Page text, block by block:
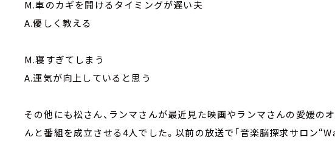
M.車のカギを開けるタイミングが遅い夫
A.優しく教える
M.寝すぎてしまう
A.運気が向上していると思う
その他にも松さん、ランマさんが最近見た映画やランマさんの愛媛の
んと番組を成立させる4人でした。以前の放送で「音楽脳探求サロン